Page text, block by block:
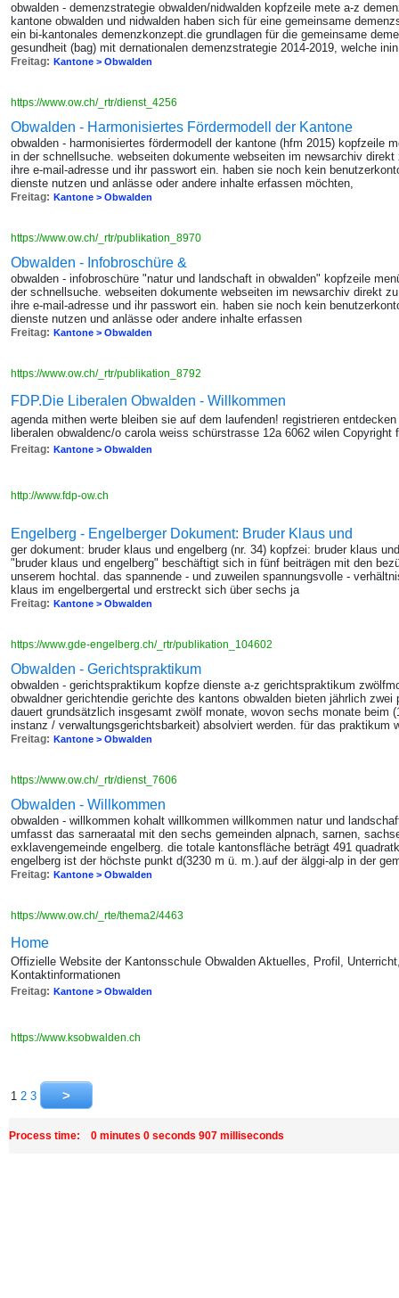
obwalden - demenzstrategie obwalden/nidwalden kopfzeile mete a-z
kantone obwalden und nidwalden haben sich für eine gemeinsame
ein bi-kantonales demenzkonzept.die grundlagen für die gemeinsame
gesundheit (bag) mit dernationalen demenzstrategie 2014-2019, welche
Freitag: Kantone > Obwalden
https://www.ow.ch/_rtr/dienst_4256
Obwalden - Harmonisiertes Fördermodell der Kantone
obwalden - harmonisiertes fördermodell der kantone (hfm 2015) kopfzeile
in der schnellsuche. webseiten dokumente webseiten im newsarchiv
ihre e-mail-adresse und ihr passwort ein. haben sie noch kein
dienste nutzen und anlässe oder andere inhalte erfassen möchten,
Freitag: Kantone > Obwalden
https://www.ow.ch/_rtr/publikation_8970
Obwalden - Infobroschüre &
obwalden - infobroschüre "natur und landschaft in obwalden" kopfzeile
der schnellsuche. webseiten dokumente webseiten im newsarchiv direkt
ihre e-mail-adresse und ihr passwort ein. haben sie noch kein
dienste nutzen und anlässe oder andere inhalte erfassen
Freitag: Kantone > Obwalden
https://www.ow.ch/_rtr/publikation_8792
FDP.Die Liberalen Obwalden - Willkommen
agenda mithen werte bleiben sie auf dem laufenden! registrieren
liberalen obwaldenc/o carola weiss schürstrasse 12a 6062 wilen
Freitag: Kantone > Obwalden
http://www.fdp-ow.ch
Engelberg - Engelberger Dokument: Bruder Klaus und
ger dokument: bruder klaus und engelberg (nr. 34) kopfzei: bruder klaus
"bruder klaus und engelberg" beschäftigt sich in fünf beiträgen mit den
unserem hochtal. das spannende - und zuweilen spannungsvolle -
klaus im engelbergertal und erstreckt sich über sechs ja
Freitag: Kantone > Obwalden
https://www.gde-engelberg.ch/_rtr/publikation_104602
Obwalden - Gerichtspraktikum
obwalden - gerichtspraktikum kopfze dienste a-z gerichtspraktikum
obwaldner gerichtendie gerichte des kantons obwalden bieten jährlich
dauert grundsätzlich insgesamt zwölf monate, wovon sechs monate beim
instanz / verwaltungsgerichtsbarkeit) absolviert werden. für das praktikum
Freitag: Kantone > Obwalden
https://www.ow.ch/_rtr/dienst_7606
Obwalden - Willkommen
obwalden - willkommen kohalt willkommen willkommen natur und
umfasst das sarneraatal mit den sechs gemeinden alpnach, sarnen,
exklavengemeinde engelberg. die totale kantonsfläche beträgt 491
engelberg ist der höchste punkt d(3230 m ü. m.).auf der älggi-alp in der
Freitag: Kantone > Obwalden
https://www.ow.ch/_rte/thema2/4463
Home
Offizielle Website der Kantonsschule Obwalden Aktuelles, Profil,
Kontaktinformationen
Freitag: Kantone > Obwalden
https://www.ksobwalden.ch
1 2 3
Process time: 0 minutes 0 seconds 907 milliseconds